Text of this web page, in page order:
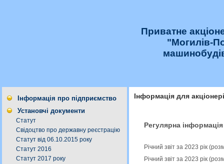
Приватне
"Могилів-
Інформація про підприємство
Установчі документи
Статут
Свідоцтво про державну реєстрацію
Статут від 06.10.2015 року
Статут 2016
Статут 2017 року
Інформація для
Регулярна інформація
Річний звіт за 2023 рік
Річний звіт за 2023 рік